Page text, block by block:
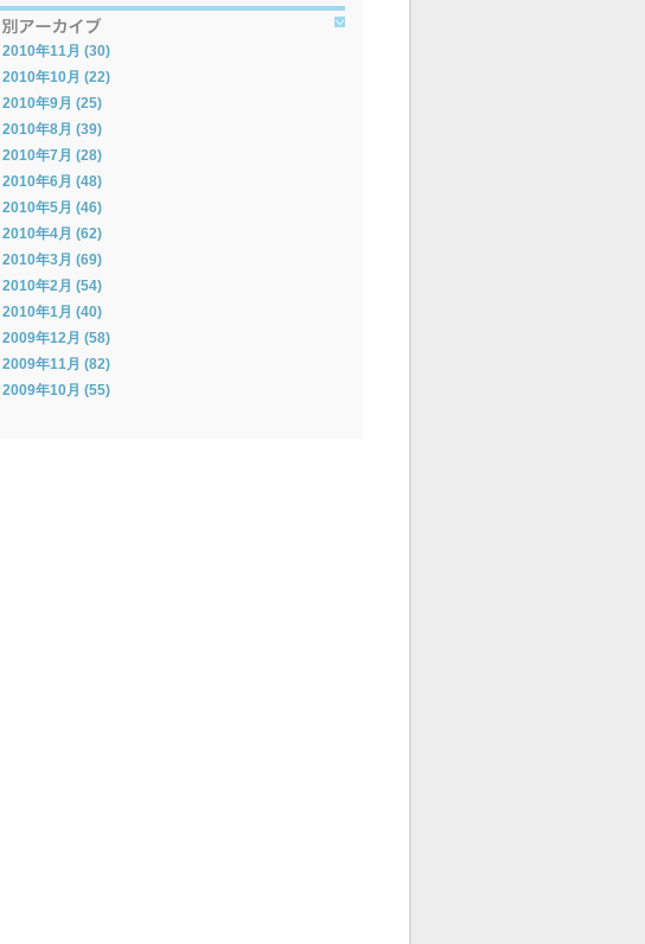
2010年11月 (30)
2010年10月 (22)
2010年9月 (25)
2010年8月 (39)
2010年7月 (28)
2010年6月 (48)
2010年5月 (46)
2010年4月 (62)
2010年3月 (69)
2010年2月 (54)
2010年1月 (40)
2009年12月 (58)
2009年11月 (82)
2009年10月 (55)